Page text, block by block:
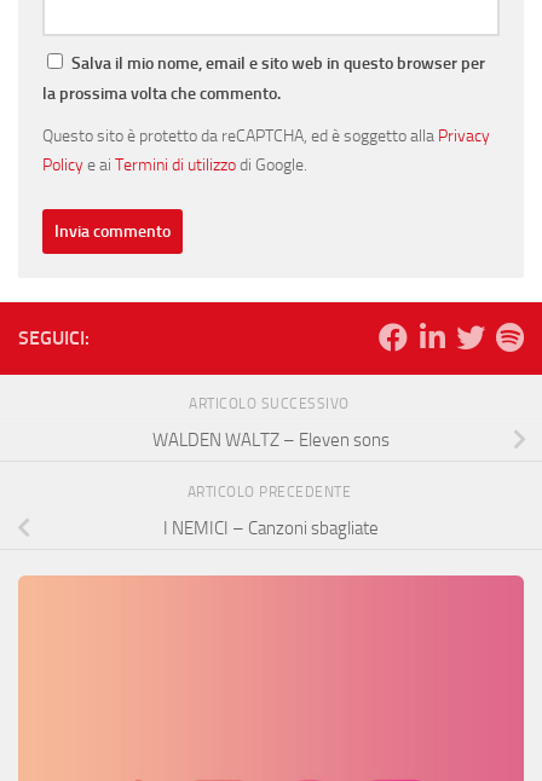
Salva il mio nome, email e sito web in questo browser per
la prossima volta che commento.
Questo sito è protetto da reCAPTCHA, ed è soggetto alla Privacy
Policye ai Termini di utilizzodi Google.
SEGUICI:
ARTICOLO SUCCESSIVO
WALDEN WALTZ – Eleven sons
ARTICOLO PRECEDENTE
I NEMICI – Canzoni sbagliate